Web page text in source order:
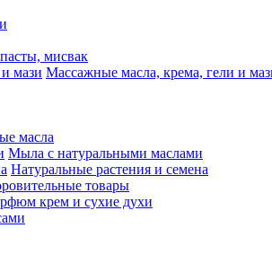
мисвак
Массажные масла, крема, гели и
масла
Мыла с натуральными маслами
Натуральные растения и семена
товары
крем и сухие духи